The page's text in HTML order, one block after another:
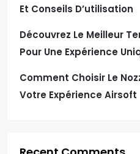
Et Conseils D’utilisation
Découvrez Le Meilleur
Pour Une Expérience
Comment Choisir Le
Votre Expérience Airsoft